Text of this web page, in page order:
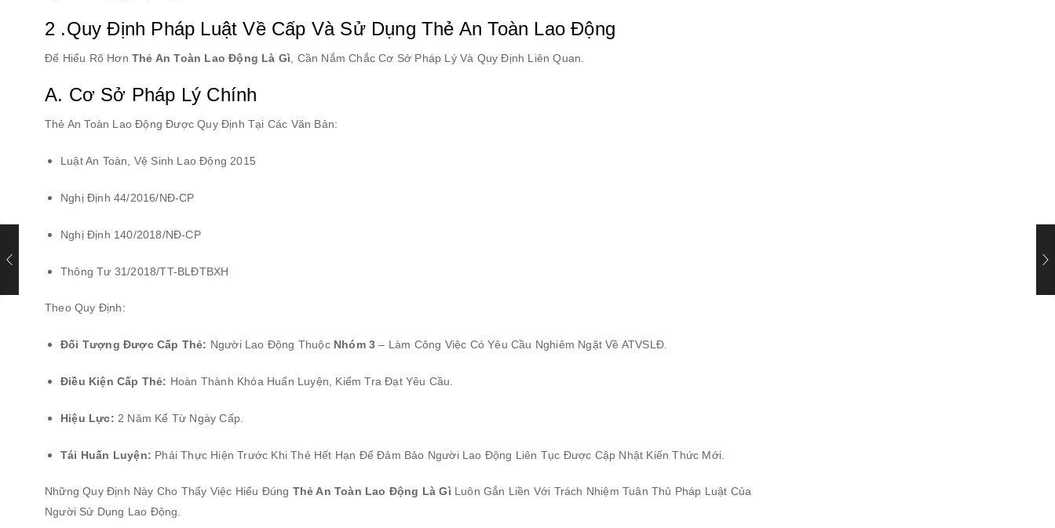
2 .Quy Định Pháp Luật Về Cấp Và Sử Dụng Thẻ An Toàn Lao Động
Để Hiểu Rõ Hơn Thẻ An Toàn Lao Động Là Gì , Cần Nắm Chắc Cơ Sở Pháp Lý Và Quy Định Liên Quan.
A. Cơ Sở Pháp Lý Chính
Thẻ An Toàn Lao Động Được Quy Định Tại Các Văn Bản:
Luật An Toàn, Vệ Sinh Lao Động 2015
Nghị Định 44/2016/NĐ-CP
Nghị Định 140/2018/NĐ-CP
Thông Tư 31/2018/TT-BLĐTBXH
Theo Quy Định:
Đối Tượng Được Cấp Thẻ: Người Lao Động Thuộc Nhóm 3 – Làm Công Việc Có Yêu Cầu Nghiêm Ngặt Về ATVSLĐ.
Điều Kiện Cấp Thẻ: Hoàn Thành Khóa Huấn Luyện, Kiểm Tra Đạt Yêu Cầu.
Hiệu Lực: 2 Năm Kể Từ Ngày Cấp.
Tái Huấn Luyện: Phải Thực Hiện Trước Khi Thẻ Hết Hạn Để Đảm Bảo Người Lao Động Liên Tục Được Cập Nhật Kiến Thức Mới.
Những Quy Định Này Cho Thấy Việc Hiểu Đúng Thẻ An Toàn Lao Động Là Gì Luôn Gắn Liền Với Trách Nhiệm Tuân Thủ Pháp Luật Của
Người Sử Dụng Lao Động.